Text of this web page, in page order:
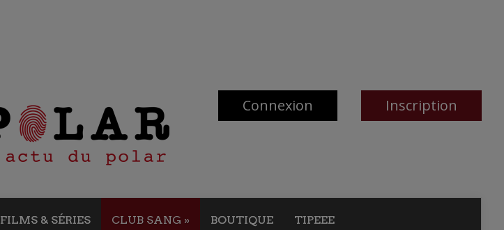
Connexion Inscription
FILMS & SÉRIES CLUB SANG » BOUTIQUE TIPEEE